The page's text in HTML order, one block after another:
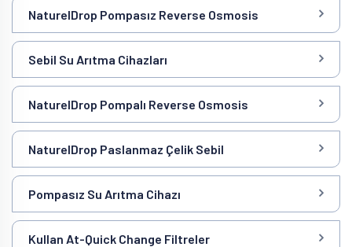
NaturelDrop Pompasız Reverse Osmosis
Sebil Su Arıtma Cihazları
NaturelDrop Pompalı Reverse Osmosis
NaturelDrop Paslanmaz Çelik Sebil
Pompasız Su Arıtma Cihazı
Kullan At-Quick Change Filtreler